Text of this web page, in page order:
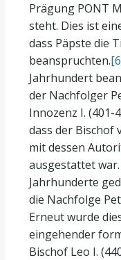
Prägung PONT
steht. Dies ist
dass Päpste die
beanspruchten.
Jahrhundert
der Nachfolger
Innozenz I. (401-
dass der Bischof
mit dessen
ausgestattet
Jahrhunderte
die Nachfolge
Erneut wurde
eingehender
Bischof Leo I.